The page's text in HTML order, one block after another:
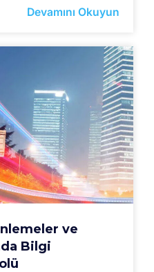
Devamını Okuyun
ve
Bilgi